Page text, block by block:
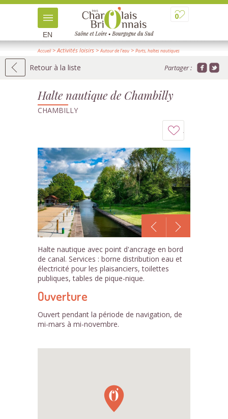
0
EN
Accueil> Activités loisirs >Autour de l'eau > Ports, haltes nautiques
Retour à la liste Partager :
Halte nautique de Chambilly
CHAMBILLY
à
mon
carnet
1 /2
Halte nautique avec point d'ancrage en bord
de canal. Services : borne distribution eau et
électricité pour les plaisanciers, toilettes
publiques, tables de pique-nique.
Ouverture
Ouvert pendant la période de navigation, de
mi-mars à mi-novembre.